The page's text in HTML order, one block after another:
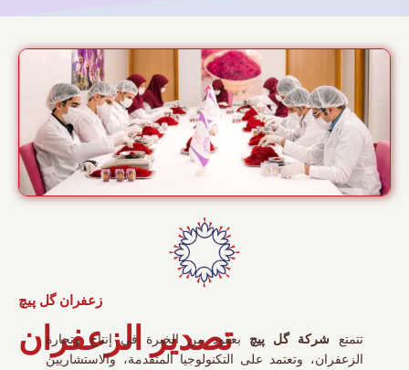
زعفران گل پیچ
تصدير الزعفران تتمتع شركة گل پیچ بعقود من الخبرة في إنتاج وتجارة
الزعفران، وتعتمد على التكنولوجيا المتقدمة، والاستشاريين